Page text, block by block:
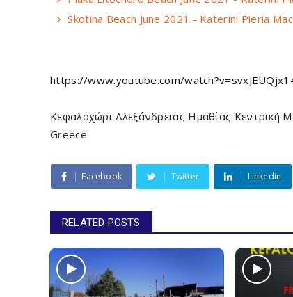
Skotina Beach June 2021 - Katerini Pieria
https://www.youtube.com/
Κεφαλοχώρι Αλεξάνδρειας Ημαθίας Κεντρική
Greece
Facebook Twitter Linkedin
RELATED POSTS